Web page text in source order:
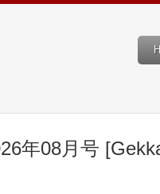
年08月号